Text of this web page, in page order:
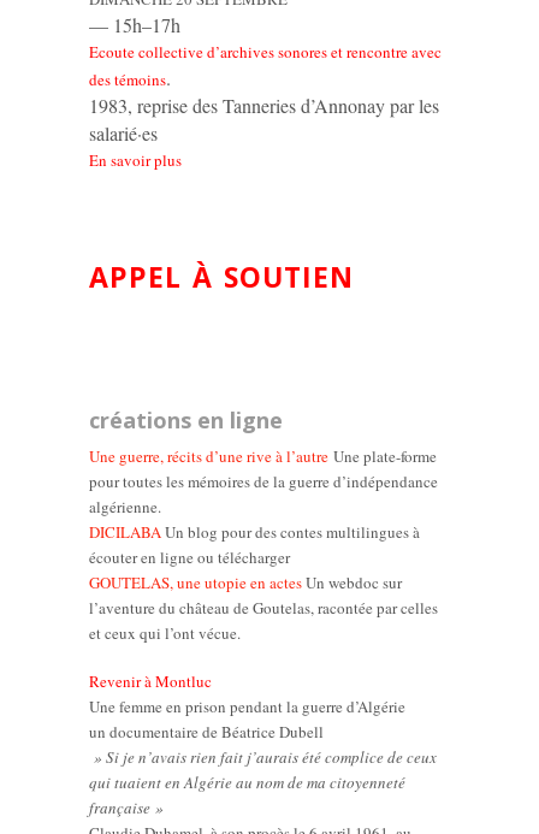
— 15h–17h
Ecoute collective d’archives sonores et rencontre avec
des témoins.
1983, reprise des Tanneries d’Annonay par les
salarié·es
En savoir plus
APPEL À SOUTIEN
créations en ligne
Une guerre, récits d’une rive à l’autre Une plate-forme
pour toutes les mémoires de la guerre d’indépendance
algérienne.
DICILABAUn blog pour des contes multilingues à
écouter en ligne ou télécharger
GOUTELAS, une utopie en actesUn webdoc sur
l’aventure du château de Goutelas, racontée par celles
et ceux qui l’ont vécue.
Revenir à Montluc
Une femme en prison pendant la guerre d’Algérie
un documentaire de Béatrice Dubell
» Si je n’avais rien fait j’aurais été complice de ceux
qui tuaient en Algérie au nom de ma citoyenneté
française »